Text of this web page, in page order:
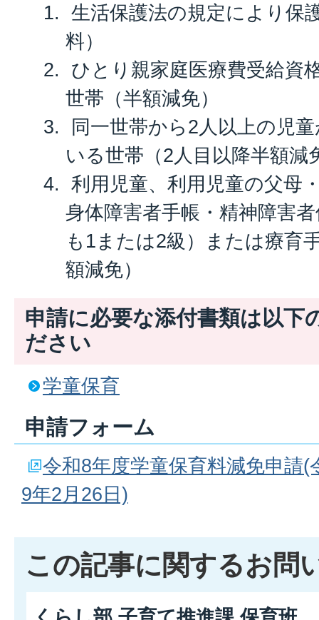
生活保護法の規定により保
料）
ひとり親家庭医療費受給資
世帯（半額減免）
同一世帯から2人以上の児
いる世帯（2人目以降半額減
利用児童、利用児童の父母
身体障害者手帳・精神障害
も1または2級）または療育
額減免）
申請に必要な添付書類は以下
ださい
学童保育
申請フォーム
令和8年度学童保育料減免申請(
9年2月26日)
この記事に関するお問